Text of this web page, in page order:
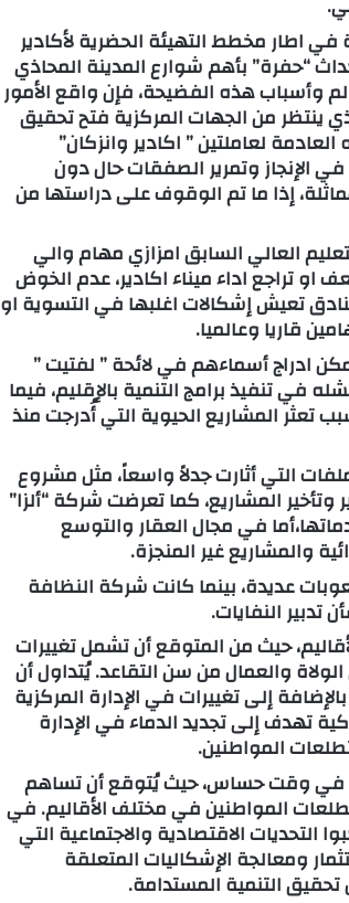
اطار مخطط التهيئة الحضرية لأكادير
“حفرة” بأهم شوارع المدينة المحاذي
وأسباب هذه الفضيحة، فإن واقع الأمور
من الجهات المركزية فتح تحقيق
لعاملتين ” اكادير وانزكان”
الإنجاز وتمرير الصفقات حال دون
إذا ما تم الوقوف على دراستها من
العالي السابق امزازي مهام والي
او تراجع اداء ميناء اكادير، عدم الخوض
تعيش إشكالات اغلبها في التسوية او
قاريا وعالميا.
ادراج أسماءهم في لائحة ” لفتيت ”
في تنفيذ برامج التنمية بالإقليم، فيما
المشاريع الحيوية التي أُدرجت منذ
التي أثارت جدلاً واسعاً، مثل مشروع
المشاريع، كما تعرضت شركة “ألزا”
في مجال العقار والتوسع
والمشاريع غير المنجزة.
عديدة، بينما كانت شركة النظافة
النفايات.
حيث من المتوقع أن تشمل تغييرات
والعمال من سن التقاعد. يُتداول أن
إلى تغييرات في الإدارة المركزية
تهدف إلى تجديد الدماء في الإدارة
المواطنين.
في وقت حساس، حيث يُتوقع أن تساهم
المواطنين في مختلف الأقاليم. في
التحديات الاقتصادية والاجتماعية التي
ومعالجة الإشكاليات المتعلقة
التنمية المستدامة.